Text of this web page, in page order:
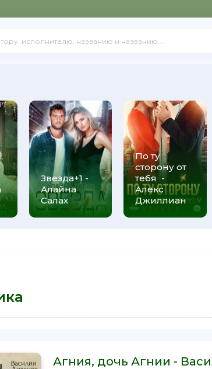
Звезда+1 -
Алайна
Салах
По ту
сторону от
тебя -
Алекс
Джиллиан
Агния, дочь Агнии -